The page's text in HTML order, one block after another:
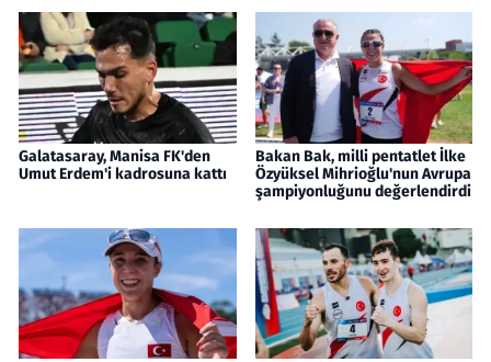
Galatasaray, Manisa FK'den
Umut Erdem'i kadrosuna kattı
Bakan Bak, milli pentatlet İlke
Özyüksel Mihrioğlu'nun Avrupa
şampiyonluğunu değerlendirdi